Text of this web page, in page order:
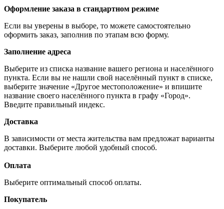
Оформление заказа в стандартном режиме
Если вы уверены в выборе, то можете самостоятельно
оформить заказ, заполнив по этапам всю форму.
Заполнение адреса
Выберите из списка название вашего региона и населённого
пункта. Если вы не нашли свой населённый пункт в списке,
выберите значение «Другое местоположение» и впишите
название своего населённого пункта в графу «Город».
Введите правильный индекс.
Доставка
В зависимости от места жительства вам предложат варианты
доставки. Выберите любой удобный способ.
Оплата
Выберите оптимальный способ оплаты.
Покупатель